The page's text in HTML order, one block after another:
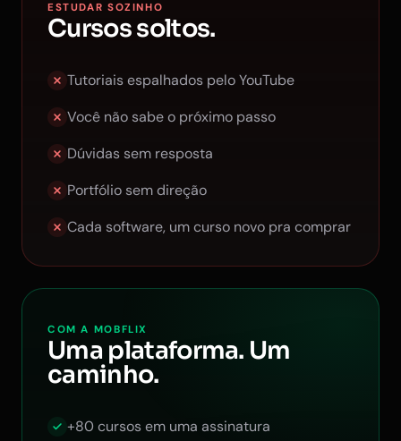
ESTUDAR SOZINHO
Cursos soltos.
Tutoriais espalhados pelo YouTube
Você não sabe o próximo passo
Dúvidas sem resposta
Portfólio sem direção
Cada software, um curso novo pra comprar
COM A MOBFLIX
Uma plataforma. Um
caminho.
+80 cursos em uma assinatura